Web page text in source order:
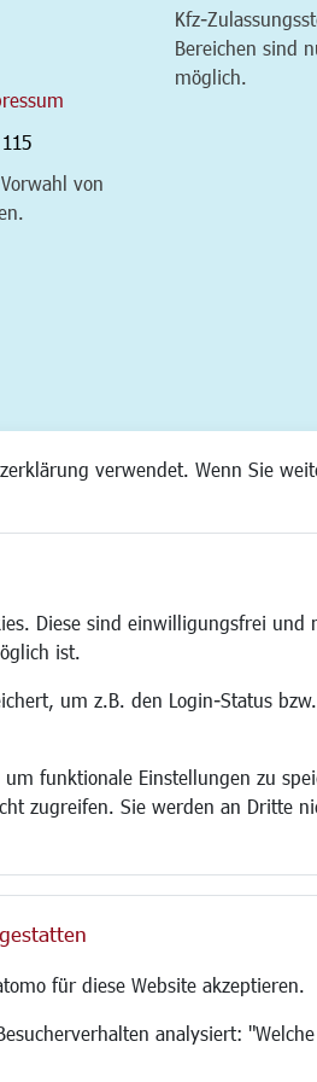
verwendet. Wenn Sie
Diese sind einwilligungsfrei und
ist.
um z.B. den Login-Status
um funktionale Einstellungen zu
zugreifen. Sie werden an Dritte
für diese Website akzeptieren.
analysiert:
von
Kfz-
Bereichen sind
möglich.
Bauen/Umwelt/Mobilität
Aktuelle Baustellen
CINDY S